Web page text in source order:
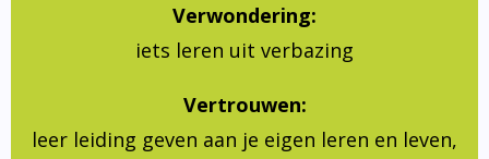
Verwondering:
iets leren uit verbazing
Vertrouwen:
leer leiding geven aan je eigen leren en leven,